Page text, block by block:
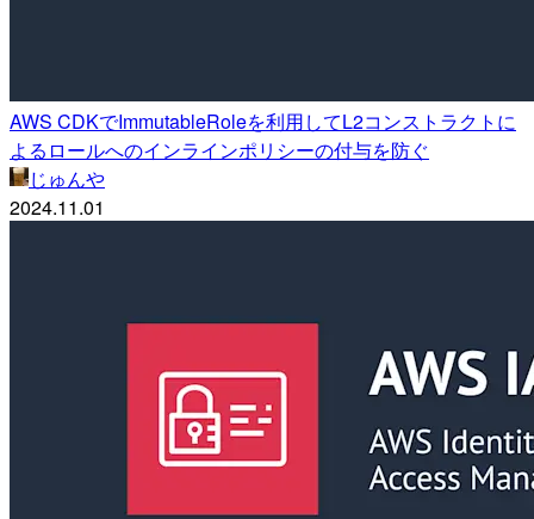
AWS CDKでImmutableRoleを利用してL2コンストラクトに
よるロールへのインラインポリシーの付与を防ぐ
じゅんや
2024.11.01